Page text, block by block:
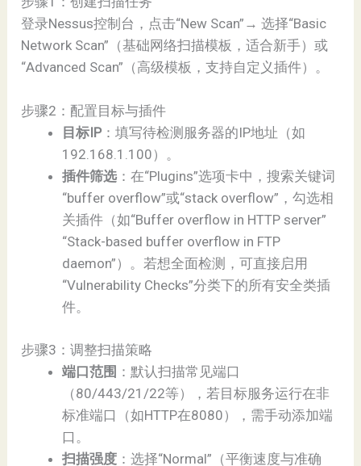
登录Nessus控制台，点击“New Scan”→ 选择“Basic
Network Scan”（基础网络扫描模板，适合新手）或
“Advanced Scan”（高级模板，支持自定义插件）。
步骤2：配置目标与插件
目标IP ：填写待检测服务器的IP地址（如
192.168.1.100）。
插件筛选：在“Plugins”选项卡中，搜索关键词
“buffer overflow”或“stack overflow”，勾选相
关插件（如“Buffer overflow in HTTP server”
“Stack-based buffer overflow in FTP
daemon”）。若想全面检测，可直接启用
“Vulnerability Checks”分类下的所有安全类插
件。
步骤3：调整扫描策略
端口范围 ：默认扫描常见端口
（80/443/21/22等），若目标服务运行在非
标准端口（如HTTP在8080），需手动添加端
口。
扫描强度 ：选择“Normal”（平衡速度与准确